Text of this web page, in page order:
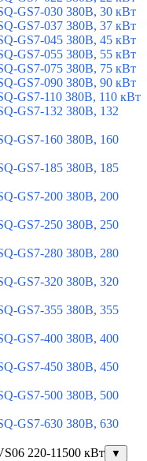
GS7-030 380В, 30 кВт
GS7-037 380В, 37 кВт
GS7-045 380В, 45 кВт
GS7-055 380В, 55 кВт
GS7-075 380В, 75 кВт
GS7-090 380В, 90 кВт
GS7-110 380В, 110 кВт
GS7-132 380В, 132
GS7-160 380В, 160
GS7-185 380В, 185
GS7-200 380В, 200
GS7-250 380В, 250
GS7-280 380В, 280
GS7-320 380В, 320
GS7-355 380В, 355
GS7-400 380В, 400
GS7-450 380В, 450
GS7-500 380В, 500
GS7-630 380В, 630
220-11500 кВт
▼